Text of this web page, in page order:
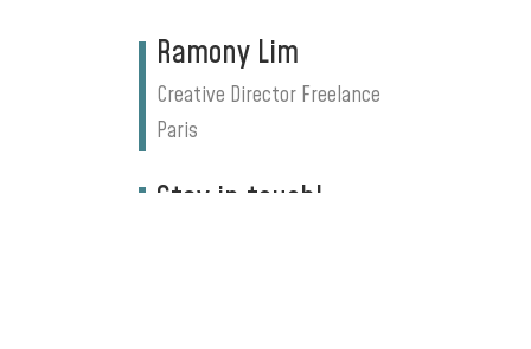
Ramony Lim
Creative Director Freelance
Paris
Stay in touch!